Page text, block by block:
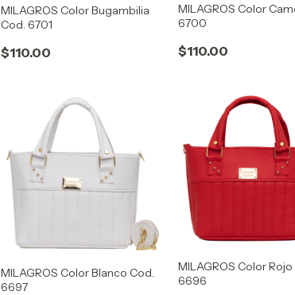
MILAGROS Color Bugambilia
Cod. 6701
$110.00
MILAGROS Color
6700
$110.00
MILAGROS Color Blanco Cod.
6697
MILAGROS Color Rojo
6696